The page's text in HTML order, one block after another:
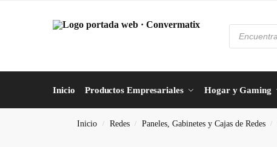
Inicio Productos Empresariales Hogar y Gaming
Inicio / Redes / Paneles, Gabinetes y Cajas de Redes /